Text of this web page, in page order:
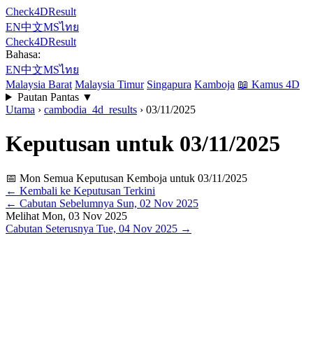
Check4DResult
EN中文MSไทย
Check4DResult
Bahasa:
EN中文MSไทย
Malaysia Barat Malaysia Timur Singapura Kamboja 📖 Kamus 4D
Pautan Pantas ▼
Utama › cambodia_4d_results › 03/11/2025
Keputusan untuk 03/11/2025
📅 Mon Semua Keputusan Kemboja untuk 03/11/2025
← Kembali ke Keputusan Terkini
← Cabutan Sebelumnya Sun, 02 Nov 2025
Melihat Mon, 03 Nov 2025
Cabutan Seterusnya Tue, 04 Nov 2025 →